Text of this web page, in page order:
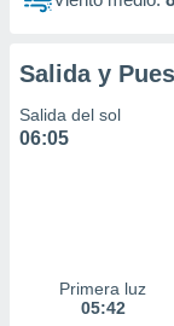
Salida y
Salida del sol
06:05
Primera luz
05:42